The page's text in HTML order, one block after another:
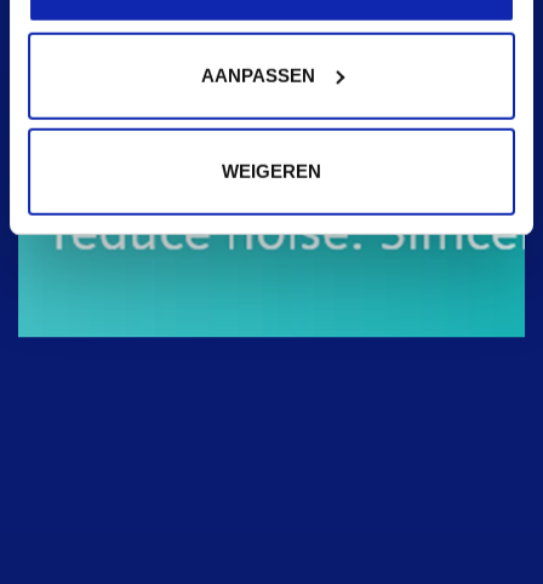
AANPASSEN
WEIGEREN